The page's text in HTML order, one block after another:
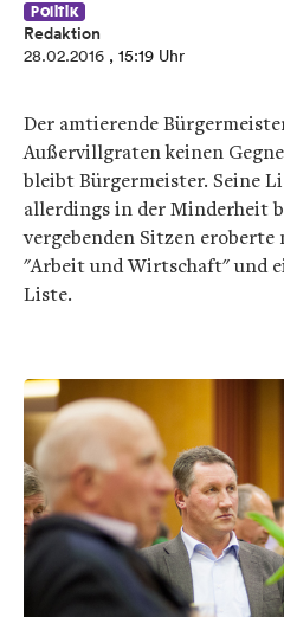
Politik
Redaktion
28.02.2016 , 15:19 Uhr
Der amtierende
Außervillgraten keinen
bleibt Bürgermeister. Seine
allerdings in der Minderheit
vergebenden Sitzen eroberte
"Arbeit und Wirtschaft" und
Liste.